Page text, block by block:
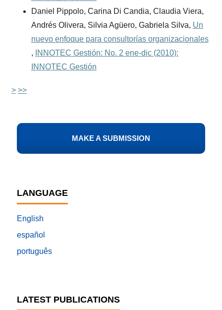
Daniel Pippolo, Carina Di Candia, Claudia Viera,
Andrés Olivera, Silvia Agüero, Gabriela Silva, Un
nuevo enfoque para consultorías organizacionales
,
INNOTEC Gestión: No. 2 ene-dic (2010):
INNOTEC Gestión
> >>
LANGUAGE
English
español
português
LATEST PUBLICATIONS
MAKE A SUBMISSION